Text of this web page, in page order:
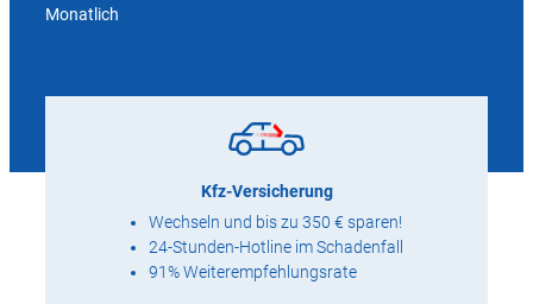
Monatlich
Kfz-Versicherung
Wechseln und bis zu 350 € sparen!
24-Stunden-Hotline im Schadenfall
91% Weiterempfehlungsrate